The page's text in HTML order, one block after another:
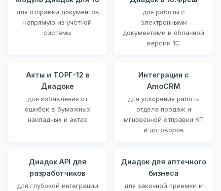
для отправки документов
напрямую из учетной
системы
для работы с
электронными
документами в облачной
версии 1С
Акты и ТОРГ-12 в
Диадоке
для избавления от
ошибок в бумажных
накладных и актах
Интеграция с
AmoCRM
для ускорения работы
отдела продаж и
мгновенной отправки КП
и договоров
Диадок API для
разработчиков
для глубокой интеграции
Диадок для аптечного
бизнеса
для законной приемки и